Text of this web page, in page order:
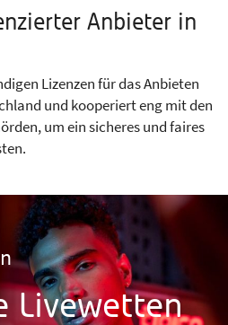
Anbieter in
Lizenzen für das Anbieten
und kooperiert eng mit den
um ein sicheres und faires
Livewetten